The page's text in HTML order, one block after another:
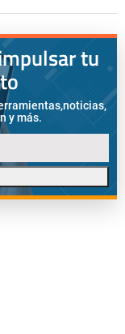
tu
noticias,
y más.